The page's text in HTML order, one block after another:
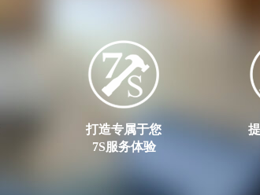
打造专属于您
7S服务体验